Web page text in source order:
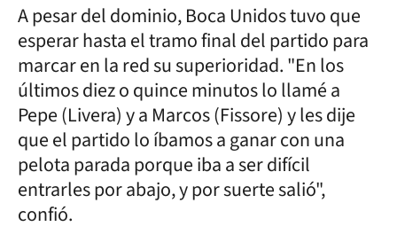
A pesar del dominio, Boca Unidos tuvo que
esperar hasta el tramo final del partido para
marcar en la red su superioridad. "En los
últimos diez o quince minutos lo llamé a
Pepe (Livera) y a Marcos (Fissore) y les dije
que el partido lo íbamos a ganar con una
pelota parada porque iba a ser difícil
entrarles por abajo, y por suerte salió",
confió.